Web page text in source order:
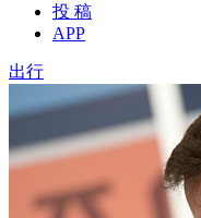
投 稿
APP
出行